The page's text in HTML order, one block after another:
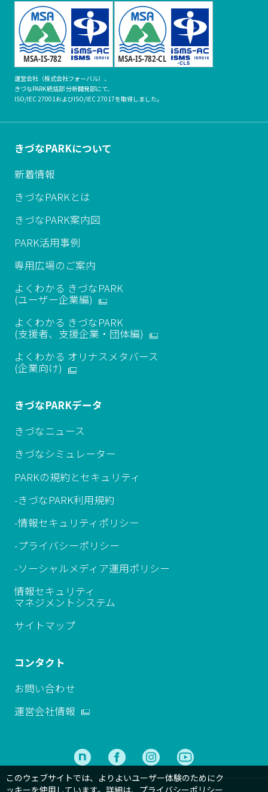
運営会社（株式会社フォーバル）、
きづなPARK統括部 分析開発部にて、
ISO/IEC 27001およびISO/IEC 27017を取得しました。
きづなPARKについて
新着情報
きづなPARKとは
きづなPARK案内図
PARK活用事例
専用広場のご案内
よくわかる きづなPARK
(ユーザー企業編)
よくわかる きづなPARK
(支援者、支援企業・団体編)
よくわかる オリナスメタバース
​(企業向け)
きづなPARKデータ
きづなニュース
きづなシミュレーター
PARKの規約とセキュリティ
-きづなPARK利用規約
-情報セキュリティポリシー
-プライバシーポリシー
-ソーシャルメディア運用ポリシー
情報セキュリティ
マネジメントシステム
サイトマップ
コンタクト
お問い合わせ
運営会社情報
このウェブサイトでは、よりよいユーザー体験のためにク
ッキーを使用しています。詳細は、 プライバシーポリシー